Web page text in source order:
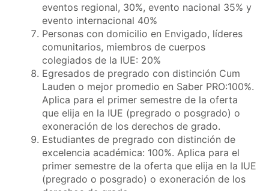
eventos regional, 30%, evento nacional 35% y
evento internacional 40%
Personas con domicilio en Envigado, líderes
comunitarios, miembros de cuerpos
colegiados de la IUE: 20%
Egresados de pregrado con distinción Cum
Lauden o mejor promedio en Saber PRO:100%.
Aplica para el primer semestre de la oferta
que elija en la IUE (pregrado o posgrado) o
exoneración de los derechos de grado.
Estudiantes de pregrado con distinción de
excelencia académica: 100%. Aplica para el
primer semestre de la oferta que elija en la IUE
(pregrado o posgrado) o exoneración de los